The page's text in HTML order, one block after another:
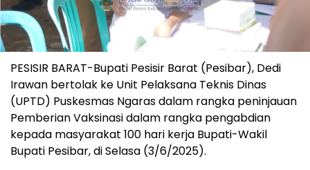
PESISIR BARAT-Bupati Pesisir Barat (Pesibar), Dedi
Irawan bertolak ke Unit Pelaksana Teknis Dinas
(UPTD) Puskesmas Ngaras dalam rangka peninjauan
Pemberian Vaksinasi dalam rangka pengabdian
kepada masyarakat 100 hari kerja Bupati-Wakil
Bupati Pesibar, di Selasa (3/6/2025).